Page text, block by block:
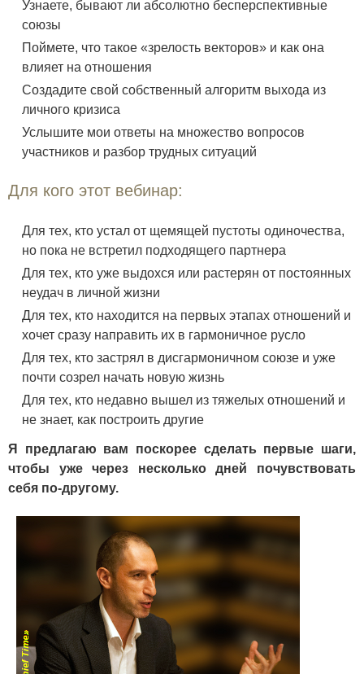
Узнаете, бывают ли абсолютно бесперспективные
союзы
Поймете, что такое «зрелость векторов» и как она
влияет на отношения
Создадите свой собственный алгоритм выхода из
личного кризиса
Услышите мои ответы на множество вопросов
участников и разбор трудных ситуаций
Для кого этот вебинар:
Для тех, кто устал от щемящей пустоты одиночества,
но пока не встретил подходящего партнера
Для тех, кто уже выдохся или растерян от постоянных
неудач в личной жизни
Для тех, кто находится на первых этапах отношений и
хочет сразу направить их в гармоничное русло
Для тех, кто застрял в дисгармоничном союзе и уже
почти созрел начать новую жизнь
Для тех, кто недавно вышел из тяжелых отношений и
не знает, как построить другие
Я предлагаю вам поскорее сделать первые шаги,
чтобы уже через несколько дней почувствовать
себя по-другому.